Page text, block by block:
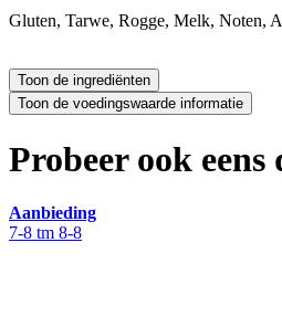
Gluten, Tarwe, Rogge, Melk, Noten,
Probeer ook eens
Aanbieding
7-8 tm 8-8